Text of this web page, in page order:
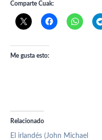
Comparte Cuak:
Me gusta esto:
Relacionado
El irlandés (John Michael